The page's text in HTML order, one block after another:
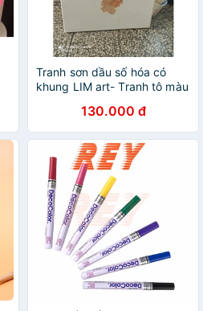
Tranh sơn dầu số hóa có
khung LIM art- Tranh tô màu
130.000 đ